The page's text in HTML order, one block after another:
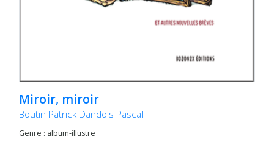
Miroir, miroir
Boutin Patrick Dandois Pascal
Genre : album-illustre